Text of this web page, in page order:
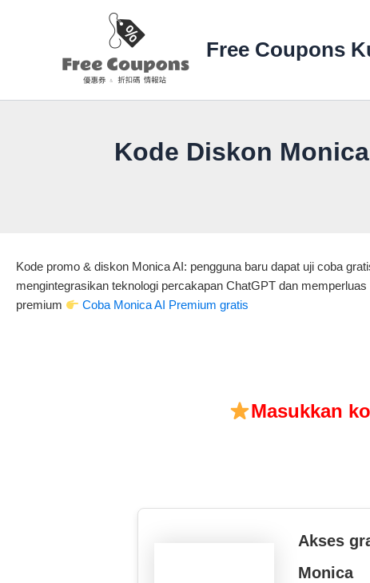
Free Coupons
Kode Diskon
Kode promo & diskon Monica AI: pengguna baru dapat uji coba
mengintegrasikan teknologi percakapan ChatGPT dan
premium
Coba Monica AI Premium gratis
Masukkan
Akses
Monica